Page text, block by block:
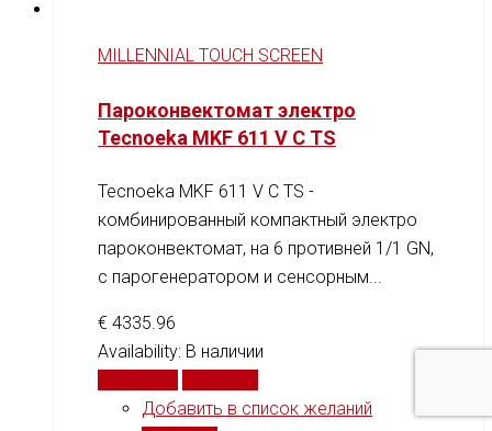
MILLENNIAL TOUCH SCREEN
Пароконвектомат электро
Tecnoeka MKF 611 V C TS
Tecnoeka MKF 611 V C TS -
комбинированный компактный электро
пароконвектомат, на 6 противней 1/1 GN,
c парогенератором и сенсорным...
€ 4335.96
Availability: В наличии
Добавить в список желаний